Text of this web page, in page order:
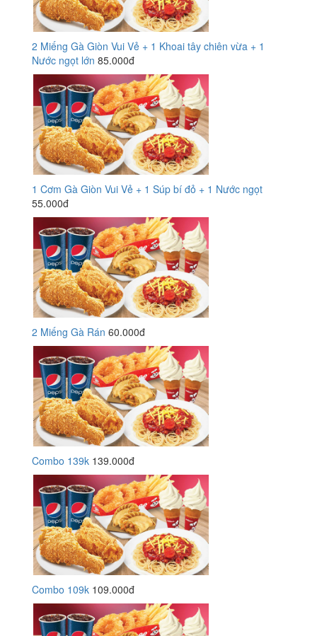
2 Miếng Gà Giòn Vui Vẻ + 1 Khoai tây chiên vừa + 1
Nước ngọt lớn 85.000đ
1 Cơm Gà Giòn Vui Vẻ + 1 Súp bí đỏ + 1 Nước ngọt
55.000đ
2 Miếng Gà Rán 60.000đ
Combo 139k 139.000đ
Combo 109k 109.000đ